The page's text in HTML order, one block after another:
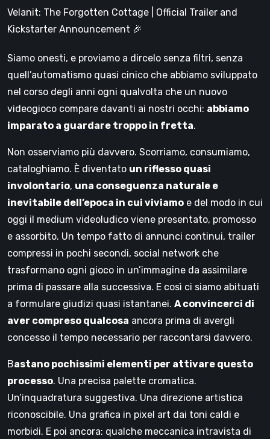
Velanit: The Forgotten Cottage | Official Trailer and
Kickstarter Announcement 🎉
Siamo onesti, e proviamo a dircelo senza filtri, senza
quell’automatismo quasi cinico che abbiamo sviluppato
nel corso degli anni ogni qualvolta che un nuovo
videogioco compare davanti ai nostri occhi: abbiamo
imparato a guardare troppo in fretta.
Non osserviamo più davvero. Scorriamo, consumiamo,
cataloghiamo. È diventato un riflesso quasi
involontario, una conseguenza naturale e
inevitabile dell’epoca in cui viviamo e del modo in cui
oggi il medium videoludico viene presentato, promosso
e assorbito. Un tempo fatto di annunci continui, trailer
compressi in pochi secondi, social network che
trasformano ogni gioco in un’immagine da assimilare
prima di passare alla successiva. E così ci siamo abituati
a formulare giudizi quasi istantanei. A convincerci di
aver compreso qualcosa ancora prima di avergli
concesso il tempo necessario per raccontarsi davvero.
Bastano pochissimi elementi per attivare questo
processo. Una precisa palette cromatica.
Un’inquadratura suggestiva. Una direzione artistica
riconoscibile. Una grafica in pixel art dai toni caldi e
morbidi. E poi ancora: qualche meccanica intravista di